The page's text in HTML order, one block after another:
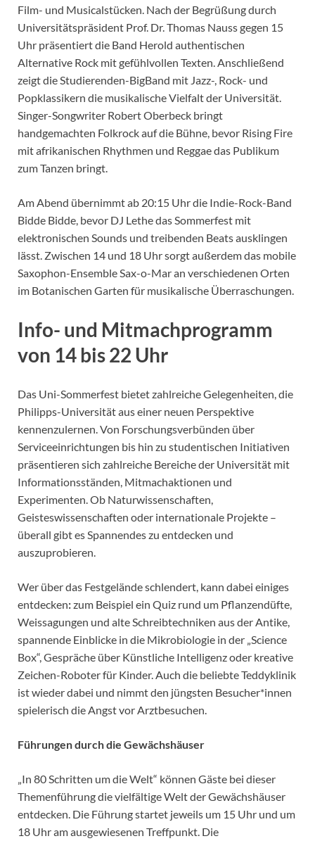
Film- und Musicalstücken. Nach der Begrüßung durch
Universitätspräsident Prof. Dr. Thomas Nauss gegen 15
Uhr präsentiert die Band Herold authentischen
Alternative Rock mit gefühlvollen Texten. Anschließend
zeigt die Studierenden-BigBand mit Jazz-, Rock- und
Popklassikern die musikalische Vielfalt der Universität.
Singer-Songwriter Robert Oberbeck bringt
handgemachten Folkrock auf die Bühne, bevor Rising Fire
mit afrikanischen Rhythmen und Reggae das Publikum
zum Tanzen bringt.
Am Abend übernimmt ab 20:15 Uhr die Indie-Rock-Band
Bidde Bidde, bevor DJ Lethe das Sommerfest mit
elektronischen Sounds und treibenden Beats ausklingen
lässt. Zwischen 14 und 18 Uhr sorgt außerdem das mobile
Saxophon-Ensemble Sax-o-Mar an verschiedenen Orten
im Botanischen Garten für musikalische Überraschungen.
Info- und Mitmachprogramm
von 14 bis 22 Uhr
Das Uni-Sommerfest bietet zahlreiche Gelegenheiten, die
Philipps-Universität aus einer neuen Perspektive
kennenzulernen. Von Forschungsverbünden über
Serviceeinrichtungen bis hin zu studentischen Initiativen
präsentieren sich zahlreiche Bereiche der Universität mit
Informationsständen, Mitmachaktionen und
Experimenten. Ob Naturwissenschaften,
Geisteswissenschaften oder internationale Projekte –
überall gibt es Spannendes zu entdecken und
auszuprobieren.
Wer über das Festgelände schlendert, kann dabei einiges
entdecken:zum Beispiel ein Quiz rund um Pflanzendüfte,
Weissagungen und alte Schreibtechniken aus der Antike,
spannende Einblicke in die Mikrobiologie in der „Science
Box“, Gespräche über Künstliche Intelligenz oder kreative
Zeichen-Roboter für Kinder. Auch die beliebte Teddyklinik
ist wieder dabei und nimmt den jüngsten Besucher*innen
spielerisch die Angst vor Arztbesuchen.
Führungen durch die Gewächshäuser
„In 80 Schritten um die Welt“ können Gäste bei dieser
Themenführung die vielfältige Welt der Gewächshäuser
entdecken. Die Führung startet jeweils um 15 Uhr und um
18 Uhr am ausgewiesenen Treffpunkt. Die